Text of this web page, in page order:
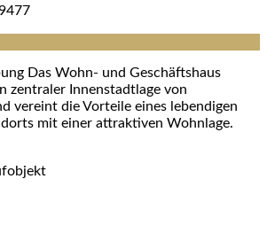
Das Wohn- und Geschäftshaus
zentraler Innenstadtlage von
vereint die Vorteile eines lebendigen
mit einer attraktiven Wohnlage.